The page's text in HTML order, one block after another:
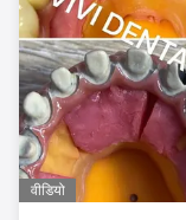
वीडियो